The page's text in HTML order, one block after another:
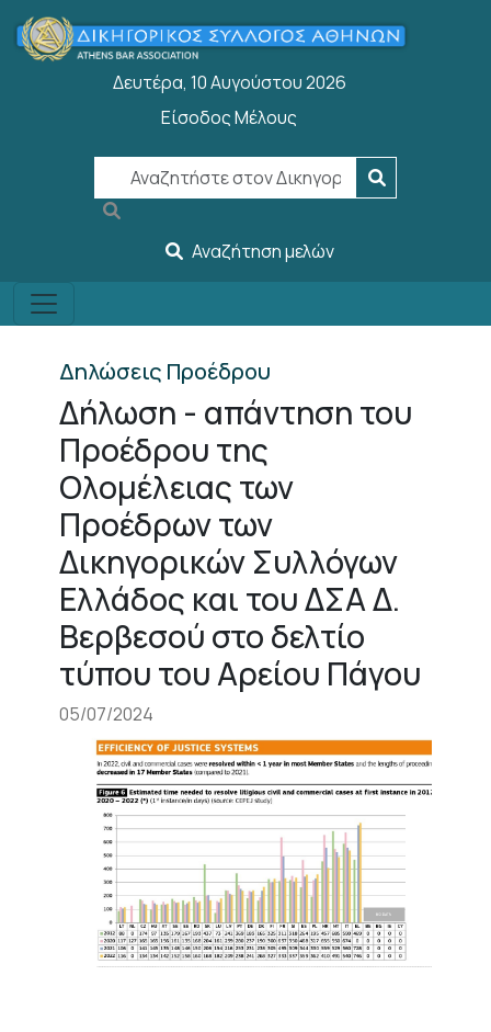
Παράκαμψη προς το κυρίως περιεχόμενο
Δευτέρα, 10 Αυγούστου 2026
User account menu
Είσοδος Μέλους
Αναζήτηση μελών
Δηλώσεις Προέδρου
Δήλωση - απάντηση του
Προέδρου της
Ολομέλειας των
Προέδρων των
Δικηγορικών Συλλόγων
Ελλάδος και του ΔΣΑ Δ.
Βερβεσού στο δελτίο
τύπου του Αρείου Πάγου
05/07/2024